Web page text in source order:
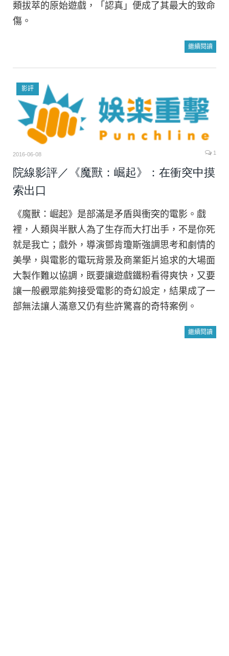
類拔萃的原始遊戲，「認真」便成了其最大的致命
傷。
繼續閱讀
影評
2016-06-08 1
院線影評／《魔獸：崛起》：在衝突中摸
索出口
《魔獸：崛起》是部滿是矛盾與衝突的電影。戲
裡，人類與半獸人為了生存而大打出手，不是你死
就是我亡；戲外，導演鄧肯瓊斯強調思考和劇情的
美學，與電影的電玩背景及商業鉅片追求的大場面
大製作難以協調，既要讓遊戲鐵粉看得爽快，又要
讓一般觀眾能夠接受電影的奇幻設定，結果成了一
部無法讓人滿意又仍有些許驚喜的奇特案例。
繼續閱讀